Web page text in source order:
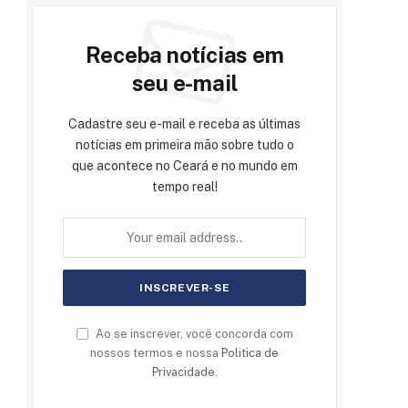
Receba notícias em
seu e-mail
Cadastre seu e-mail e receba as últimas
notícias em primeira mão sobre tudo o
que acontece no Ceará e no mundo em
tempo real!
Ao se inscrever, você concorda com
nossos termos e nossa Politica de
Privacidade.